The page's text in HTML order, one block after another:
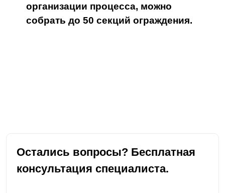
организации процесса, можно
собрать до 50 секций ограждения.
Остались вопросы? Бесплатная
консультация специалиста.